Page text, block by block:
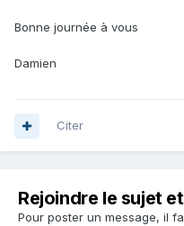
Bonne journée à vous
Damien
Citer
Rejoindre le sujet
Pour poster un message, il